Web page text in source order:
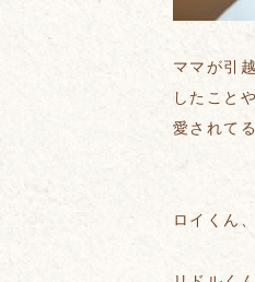
ママが引
したこと
愛されて
ロイくん